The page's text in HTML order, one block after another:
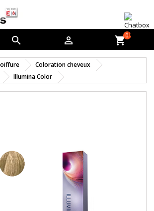
  shopping_cart0
Coloration cheveux
Illumina Color